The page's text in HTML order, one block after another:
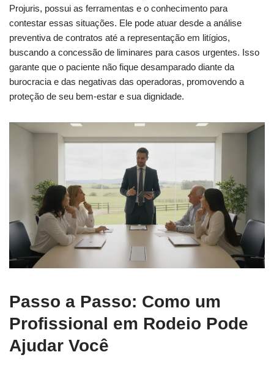
Projuris, possui as ferramentas e o conhecimento para
contestar essas situações. Ele pode atuar desde a análise
preventiva de contratos até a representação em litígios,
buscando a concessão de liminares para casos urgentes. Isso
garante que o paciente não fique desamparado diante da
burocracia e das negativas das operadoras, promovendo a
proteção de seu bem-estar e sua dignidade.
Passo a Passo: Como um
Profissional em Rodeio Pode
Ajudar Você